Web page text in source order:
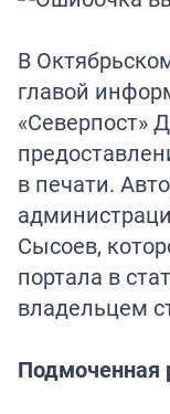
В
главой
«Северпост»
в печати.
Сысоев,
портала в
владельцем
Подмоченная